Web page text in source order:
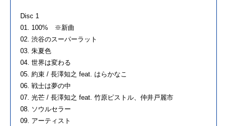
Disc 1
01. 100% ※新曲
02. 渋谷のスーパーラット
03. 朱夏色
04. 世界は変わる
05. 約束 / 長澤知之 feat. はらかなこ
06. 戦士は夢の中
07. 光芒 / 長澤知之 feat. 竹原ピストル、仲井戸麗市
08. ソウルセラー
09. アーティスト